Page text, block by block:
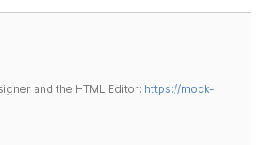
and the HTML Editor: https://mock-